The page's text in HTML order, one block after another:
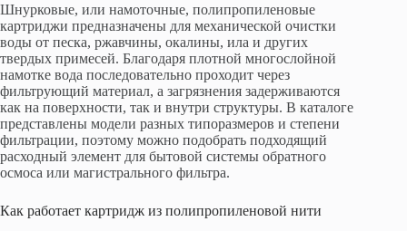
Шнурковые, или намоточные, полипропиленовые
картриджи предназначены для механической очистки
воды от песка, ржавчины, окалины, ила и других
твердых примесей. Благодаря плотной многослойной
намотке вода последовательно проходит через
фильтрующий материал, а загрязнения задерживаются
как на поверхности, так и внутри структуры. В каталоге
представлены модели разных типоразмеров и степени
фильтрации, поэтому можно подобрать подходящий
расходный элемент для бытовой системы обратного
осмоса или магистрального фильтра.
Как работает картридж из полипропиленовой нити